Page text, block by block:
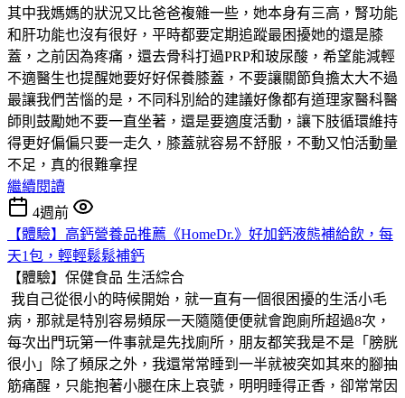
其中我媽媽的狀況又比爸爸複雜一些，她本身有三高，腎功能
和肝功能也沒有很好，平時都要定期追蹤最困擾她的還是膝
蓋，之前因為疼痛，還去骨科打過PRP和玻尿酸，希望能減輕
不適醫生也提醒她要好好保養膝蓋，不要讓關節負擔太大不過
最讓我們苦惱的是，不同科別給的建議好像都有道理家醫科醫
師則鼓勵她不要一直坐著，還是要適度活動，讓下肢循環維持
得更好偏偏只要一走久，膝蓋就容易不舒服，不動又怕活動量
不足，真的很難拿捏
繼續閱讀
4週前
【體驗】高鈣營養品推薦《HomeDr.》好加鈣液態補給飲，每
天1包，輕輕鬆鬆補鈣
【體驗】保健食品 生活綜合
我自己從很小的時候開始，就一直有一個很困擾的生活小毛
病，那就是特別容易頻尿一天隨隨便便就會跑廁所超過8次，
每次出門玩第一件事就是先找廁所，朋友都笑我是不是「膀胱
很小」除了頻尿之外，我還常常睡到一半就被突如其來的腳抽
筋痛醒，只能抱著小腿在床上哀號，明明睡得正香，卻常常因